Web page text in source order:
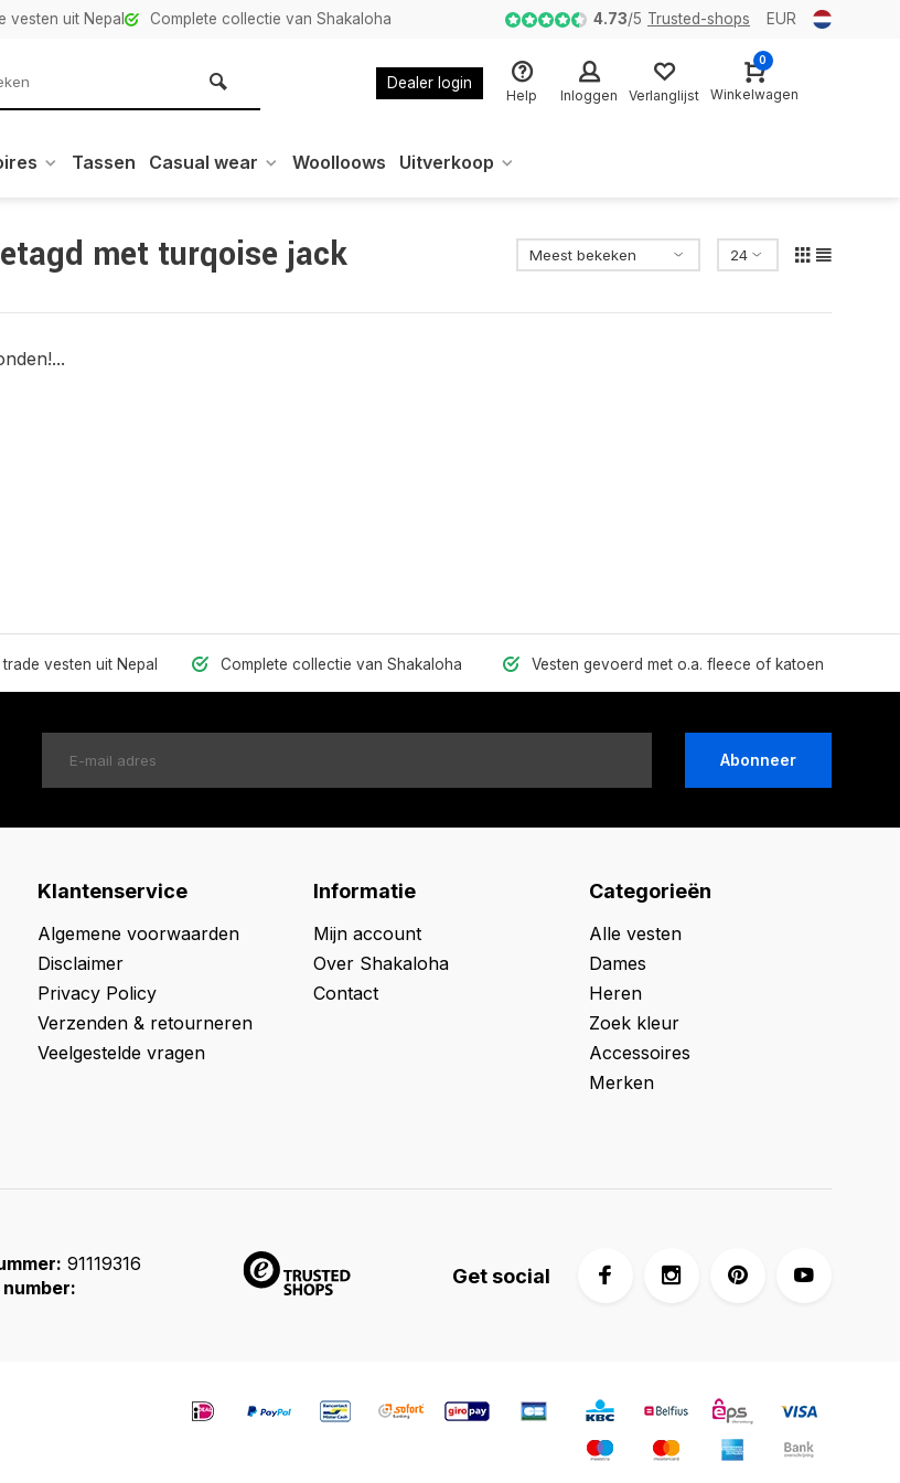
vesten uit Nepal Complete collectie van Shakaloha 4.73/5 Trusted-shops EUR
Dealer login
Help Inloggen Verlanglijst
0
Winkelwagen
Tassen Casual wear Woolloows Uitverkoop
met turqoise jack
vesten uit Nepal Complete collectie van Shakaloha Vesten gevoerd met o.a. fleece of katoen
Abonneer
Klantenservice
Algemene voorwaarden
Disclaimer
Privacy Policy
Verzenden & retourneren
Veelgestelde vragen
Informatie
Mijn account
Over Shakaloha
Contact
Categorieën
Alle vesten
Dames
Heren
Zoek kleur
Accessoires
Merken
91119316
number:
Get social